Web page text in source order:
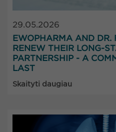
29.05.2026
EWOPHARMA AND DR.
RENEW THEIR LONG-
PARTNERSHIP - A
LAST
Skaityti daugiau